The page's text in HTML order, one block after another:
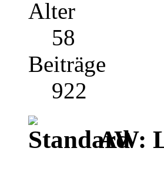
Alter
58
Beiträge
922
AW: